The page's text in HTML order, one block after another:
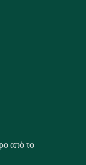
από το